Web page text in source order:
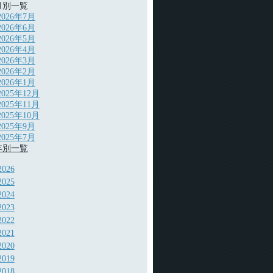
一覧
年7月
年6月
年5月
年4月
年3月
年2月
年1月
年12月
年11月
年10月
年9月
年7月
一覧